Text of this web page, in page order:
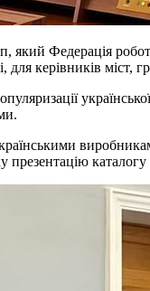
який Федерація
для керівників міст,
каталогу